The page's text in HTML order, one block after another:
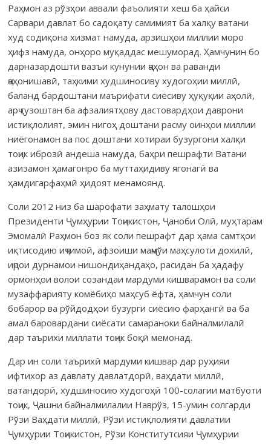
Раҳмон аз рўзҳои аввали фаъолияти хеш ба ҳайси
Сарвари давлат бо садоқату самимият ба халқу ватани
худ содиқона хизмат намуда, арзишҳои миллии моро
ҳифз намуда, онҳоро муқаддас мешуморад. Ҳамчунин бо
дарназардошти вазъи кунунии ҷаҳон ва раванди
ҷаҳонишавӣ, таҳкими худшиносиву худогоҳии миллӣ,
баланд бардоштани маърифати сиёсиву ҳуқуқии аҳолӣ,
арҷ гузоштан ба афзалиятҳову дастовардҳои даврони
истиқлолият, эмин нигоҳ доштани расму оинҳои миллии
ниёгонамон ва пос доштани хотираи бузургони халқи
тоҷик иброзӣ андеша намуда, баҳри пешрафти Ватани
азизамон ҳамагонро ба муттаҳидиву ягонагӣ ва
ҳамдигарфаҳмӣ ҳидоят менамоянд.
Соли 2012 низ ба шарофати заҳмату талошҳои
Президенти Ҷумҳурии Тоҷикистон, Ҷаноби Олӣ, муҳтарам
Эмомалӣ Раҳмон боз як соли пешрафт дар ҳама самтҳои
иқтисодию иҷтимоӣ, афзоиши маҷмўи маҳсулоти дохилӣ,
иҷрои дурнамои нишондиҳандаҳо, расидан ба ҳадафу
ормонҳои волои созандаи мардуми кишварамон ва соли
музаффарияту комёбиҳо маҳсуб ёфта, ҳамчун соли
бобарор ва рўйдодҳои бузурги сиёсию фарҳангӣ ва ба
амал баровардани сиёсати самараноки байналмилалӣ
дар таърихи миллати тоҷик боқӣ мемонад.
Дар ин соли таърихӣ мардуми кишвар дар руҳияи
ифтихор аз давлату давлатдорӣ, ваҳдати миллӣ,
ватандорӣ, худшиносию худогоҳӣ 100-солагии матбуоти
тоҷик, Ҷашни байналмилалии Наврўз, 15-умин солгарди
Рўзи Ваҳдати миллӣ, Рўзи истиқлолияти давлатии
Ҷумҳурии Тоҷикистон, Рўзи Конститутсияи Ҷумҳурии